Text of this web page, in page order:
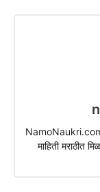
NamoNaukri.com
माहिती मराठीत